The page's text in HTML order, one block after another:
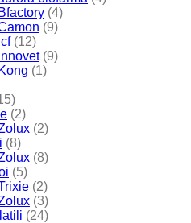
Bfactory (4)
(9)
(12)
(9)
Kong (1)
(2)
(2)
(8)
(8)
(5)
(2)
(3)
(24)